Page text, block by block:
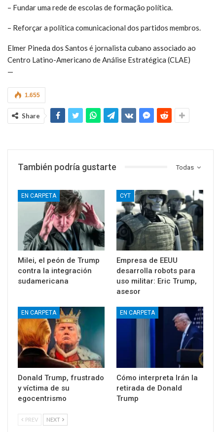
– Fundar uma rede de escolas de formação política.
– Reforçar a política comunicacional dos partidos membros.
Elmer Pineda dos Santos é jornalista cubano associado ao
Centro Latino-Americano de Análise Estratégica (CLAE)
—
1.655
Share
Todas
También podría gustarte
EN CARPETA
Milei, el peón de Trump
contra la integración
sudamericana
CYT
Empresa de EEUU
desarrolla robots para
uso militar: Eric Trump,
asesor
EN CARPETA
Donald Trump, frustrado
y víctima de su
egocentrismo
EN CARPETA
Cómo interpreta Irán la
retirada de Donald
Trump
PREV NEXT